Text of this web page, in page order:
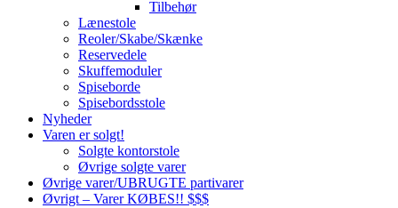
Tilbehør
Lænestole
Reoler/Skabe/Skænke
Reservedele
Skuffemoduler
Spiseborde
Spisebordsstole
Nyheder
Varen er solgt!
Solgte kontorstole
Øvrige solgte varer
Øvrige varer/UBRUGTE partivarer
Øvrigt – Varer KØBES!! $$$